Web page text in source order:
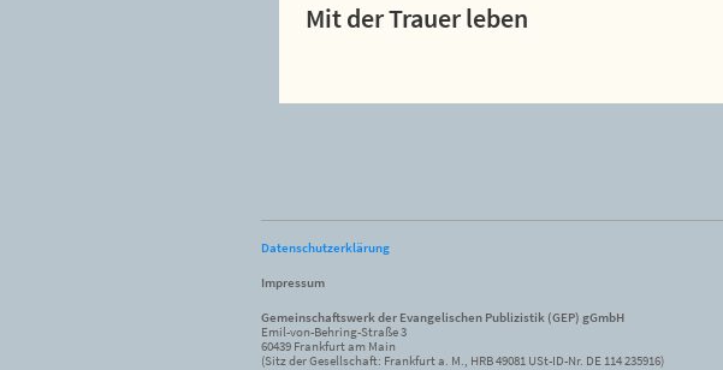
Mit der Trauer leben
Datenschutzerklärung
Impressum
Gemeinschaftswerk der Evangelischen Publizistik (GEP) gGmbH
Emil-von-Behring-Straße 3
60439 Frankfurt am Main
(Sitz der Gesellschaft: Frankfurt a. M., HRB 49081 USt-ID-Nr. DE 114 235916)